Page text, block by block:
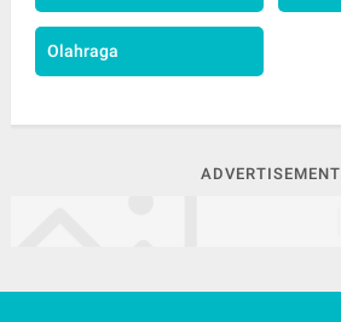
Olahraga
ADVERTISEMENT